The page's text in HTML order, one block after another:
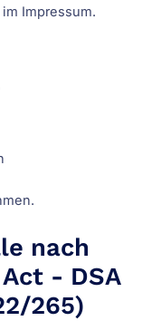
Impressum.
nach
- DSA
265)